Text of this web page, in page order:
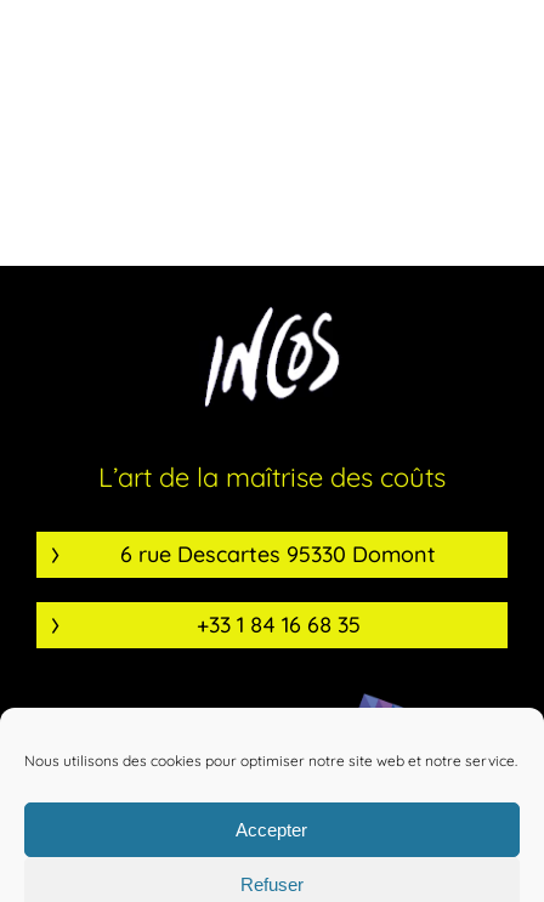
Nous utilisons des cookies pour optimiser notre site web et notre service.
Accepter
Refuser
L’art de la maîtrise des coûts
6 rue Descartes 95330 Domont
+33 1 84 16 68 35
Mentions légales